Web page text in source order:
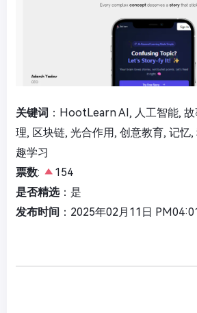
关键词 ：HootLearn AI, 人工智能,
理, 区块链, 光合作用, 创意教育, 记忆
趣学习
票数:
154
是否精选：是
发布时间 ：2025年02月11日